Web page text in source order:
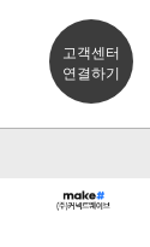
고객센터
연결하기